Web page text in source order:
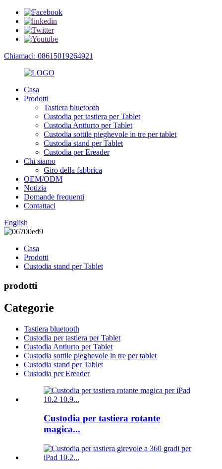
Chiamaci: 08615019264921
Casa
Prodotti
Tastiera bluetooth
Custodia per tastiera per Tablet
Custodia Antiurto per Tablet
Custodia sottile pieghevole in tre per tablet
Custodia stand per Tablet
Custodia per Ereader
Chi siamo
Giro della fabbrica
OEM/ODM
Notizia
Domande frequenti
Contattaci
English
Casa
Prodotti
Custodia stand per Tablet
prodotti
Categorie
Tastiera bluetooth
Custodia per tastiera per Tablet
Custodia Antiurto per Tablet
Custodia sottile pieghevole in tre per tablet
Custodia stand per Tablet
Custodia per Ereader
Custodia per tastiera rotante
magica...